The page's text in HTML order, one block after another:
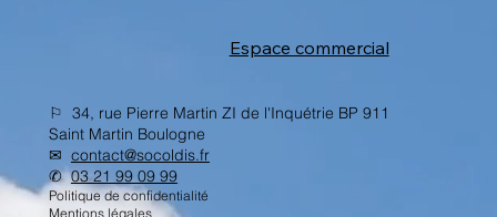
Espace commercial
⚐ 34, rue Pierre Martin ZI de l'Inquétrie BP 911
Saint Martin Boulogne
✉︎ contact@socoldis.fr
✆03 21 99 09 99
Politique de confidentialité
Mentions légales